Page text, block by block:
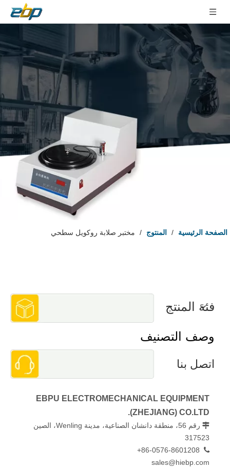
الصفحة الرئيسية / المنتوج / مختبر صلابة روكويل سطحي
فئة المنتج
وصف التصنيف
اتصل بنا
EBPU ELECTROMECHANICAL EQUIPMENT
(ZHEJIANG) CO.LTD.

رقم 56، منطقة دانشان الصناعية، مدينة Wenling، الصين
317523

86-0576-8601208+
sales@hiebp.com